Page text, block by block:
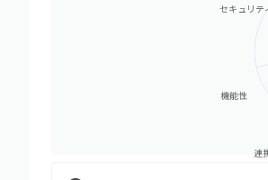
連
機能性
セキュリテ